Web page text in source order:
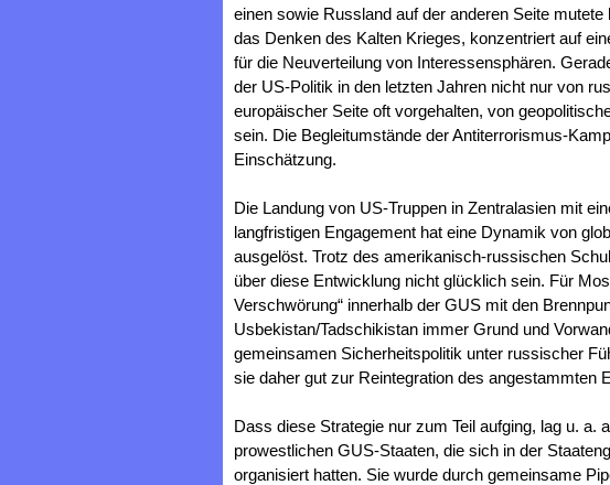
einen sowie Russland auf der anderen Seite
das Denken des Kalten Krieges, konzentriert auf
für die Neuverteilung von Interessensphären.
der US-Politik in den letzten Jahren nicht nur von
europäischer Seite oft vorgehalten, von
sein. Die Begleitumstände der Antiterrorismus-
Einschätzung.
Die Landung von US-Truppen in Zentralasien mit
langfristigen Engagement hat eine Dynamik von
ausgelöst. Trotz des amerikanisch-russischen
über diese Entwicklung nicht glücklich sein. Für
Verschwörung“ innerhalb der GUS mit den
Usbekistan/Tadschikistan immer Grund und
gemeinsamen Sicherheitspolitik unter russischer
sie daher gut zur Reintegration des angestammten
Dass diese Strategie nur zum Teil aufging, lag u. a.
prowestlichen GUS-Staaten, die sich in der
organisiert hatten. Sie wurde durch gemeinsame